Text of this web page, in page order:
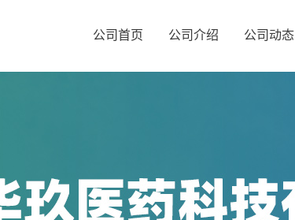
公司首页 公司介绍 公司动态